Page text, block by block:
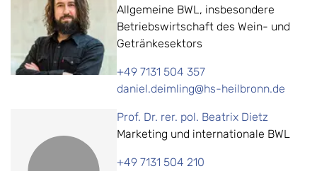
Allgemeine BWL, insbesondere
Betriebswirtschaft des Wein- und
Getränkesektors
+49 7131 504 357
daniel.deimling@hs-heilbronn.de
Prof. Dr. rer. pol. Beatrix Dietz
Marketing und internationale BWL
+49 7131 504 210